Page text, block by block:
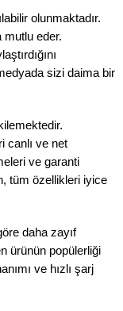
olunmaktadır.
mutlu eder.
sizi daima bir
canlı ve net
ve garanti
tüm özellikleri iyice
daha zayıf
ürünün popülerliği
ve hızlı şarj